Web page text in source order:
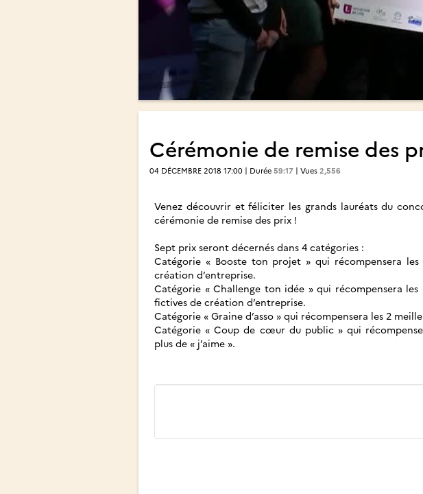
Cérémonie de remise des
04 DÉCEMBRE 2018 17:00 | Durée 59:17 | Vues 2,556
Venez découvrir et féliciter les grands lauréats du
cérémonie de remise des prix !
Sept prix seront décernés dans 4 catégories :
Catégorie « Booste ton projet » qui récompensera
création d’entreprise.
Catégorie « Challenge ton idée » qui récompensera les
fictives de création d’entreprise.
Catégorie « Graine d’asso » qui récompensera les 2
Catégorie « Coup de cœur du public » qui
plus de « j’aime ».